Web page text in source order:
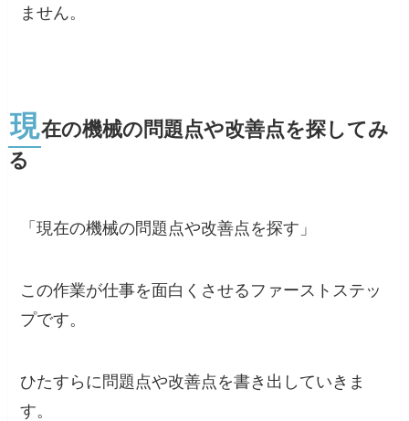
ません。
現在の機械の問題点や改善点を探してみ
る
「現在の機械の問題点や改善点を探す」
この作業が仕事を面白くさせるファーストステッ
プです。
ひたすらに問題点や改善点を書き出していきま
す。